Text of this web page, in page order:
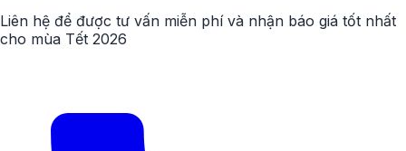
Liên hệ để được tư vấn miễn phí và nhận báo giá tốt nhất
cho mùa Tết 2026